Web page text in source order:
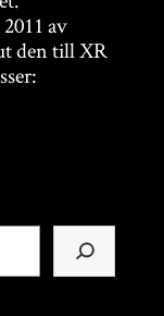
av
den till XR